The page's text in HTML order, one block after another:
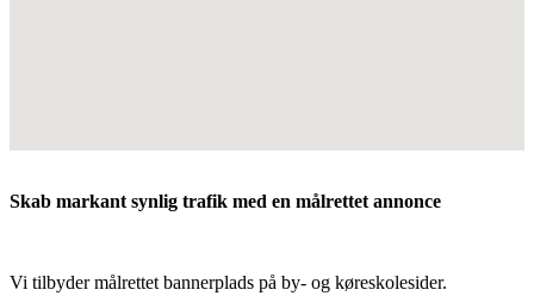
Skab markant synlig trafik med en målrettet annonce
Vi tilbyder målrettet bannerplads på by- og køreskolesider.